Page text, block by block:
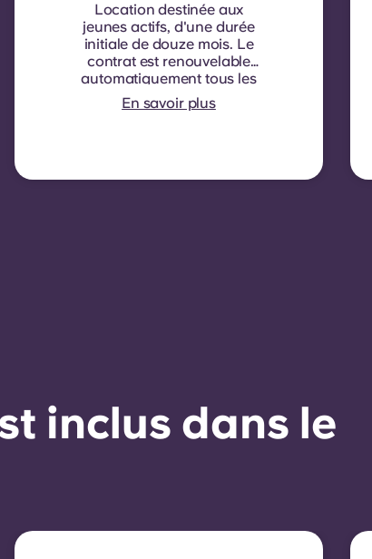
Location destinée aux
jeunes actifs, d'une durée
initiale de douze mois. Le
contrat est renouvelable
automatiquement tous les
douze mois. une indexation
du loyer appliquée à
En savoir plus
inclus dans le